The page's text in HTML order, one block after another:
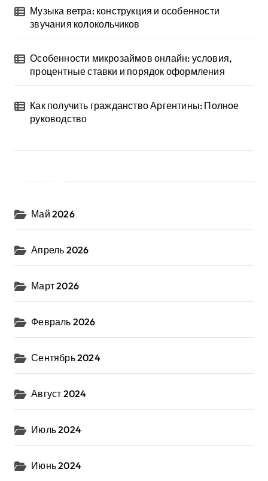
Музыка ветра: конструкция и особенности
звучания колокольчиков
Особенности микрозаймов онлайн: условия,
процентные ставки и порядок оформления
Как получить гражданство Аргентины: Полное
руководство
Май 2026
Апрель 2026
Март 2026
Февраль 2026
Сентябрь 2024
Август 2024
Июль 2024
Июнь 2024